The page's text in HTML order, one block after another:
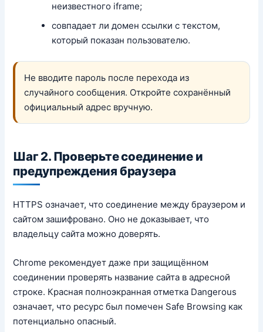
неизвестного iframe;
совпадает ли домен ссылки с текстом,
который показан пользователю.
Не вводите пароль после перехода из
случайного сообщения. Откройте сохранённый
официальный адрес вручную.
Шаг 2. Проверьте соединение и
предупреждения браузера
HTTPS означает, что соединение между браузером и
сайтом зашифровано. Оно не доказывает, что
владельцу сайта можно доверять.
Chrome рекомендует даже при защищённом
соединении проверять название сайта в адресной
строке. Красная полноэкранная отметка Dangerous
означает, что ресурс был помечен Safe Browsing как
потенциально опасный.